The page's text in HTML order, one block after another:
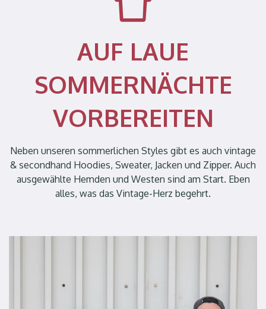
AUF LAUE
SOMMERNÄCHTE
VORBEREITEN
Neben unseren sommerlichen Styles gibt es auch vintage
& secondhand Hoodies, Sweater, Jacken und Zipper. Auch
ausgewählte Hemden und Westen sind am Start. Eben
alles, was das Vintage-Herz begehrt.